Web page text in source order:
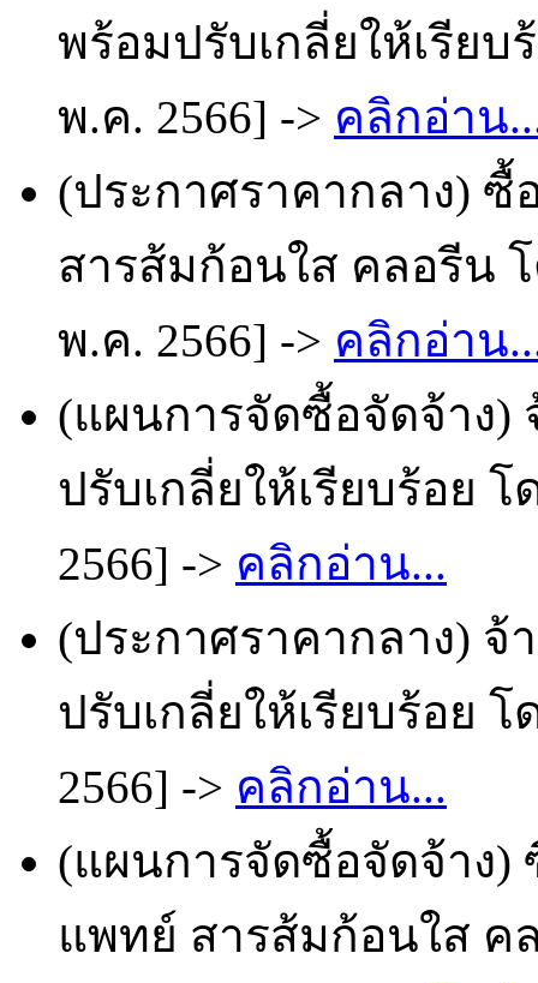
พร้อมปรับเกลี่ยให้เรียบ
พ.ค. 2566] -> คลิกอ่าน
(ประกาศราคากลาง)
สารส้มก้อนใส คลอรีน โ
พ.ค. 2566] -> คลิกอ่าน
(แผนการจัดซื้อจัดจ้าง)
ปรับเกลี่ยให้เรียบร้อย โ
2566] -> คลิกอ่าน...
(ประกาศราคากลาง) จ้
ปรับเกลี่ยให้เรียบร้อย
2566] -> คลิกอ่าน...
(แผนการจัดซื้อจัดจ้าง)
แพทย์ สารส้มก้อนใส ค